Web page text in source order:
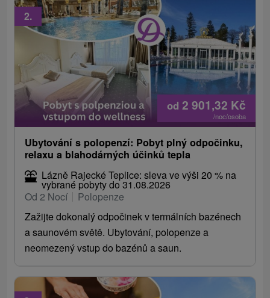
od 2 901,32 Kč
/noc/osoba
2.
Ubytování s polopenzí: Pobyt plný odpočinku,
relaxu a blahodárných účinků tepla
Lázně Rajecké Teplice: sleva ve výši 20 % na
vybrané pobyty do 31.08.2026
Od 2 Nocí
Polopenze
Zažijte dokonalý odpočinek v termálních bazénech
a saunovém světě. Ubytování, polopenze a
neomezený vstup do bazénů a saun.